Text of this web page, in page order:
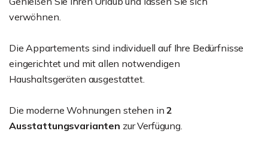
verwöhnen.
Die Appartements sind individuell auf Ihre Bedürfnisse
eingerichtet und mit allen notwendigen
Haushaltsgeräten ausgestattet.
Die moderne Wohnungen stehen in2
Ausstattungsvarianten zur Verfügung.